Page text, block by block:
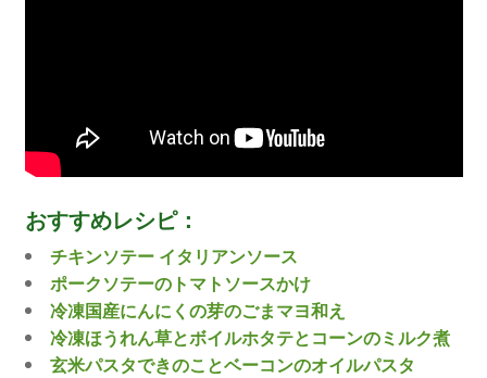
おすすめレシピ：
チキンソテー イタリアンソース
ポークソテーのトマトソースかけ
冷凍国産にんにくの芽のごまマヨ和え
冷凍ほうれん草とボイルホタテとコーンのミルク煮
玄米パスタできのことベーコンのオイルパスタ